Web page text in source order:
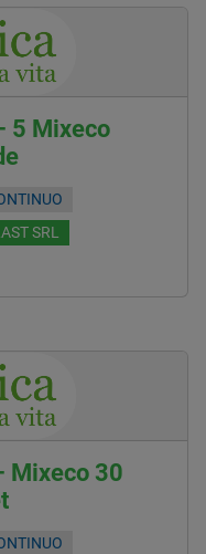
5 Mixeco
SRL
Mixeco 30